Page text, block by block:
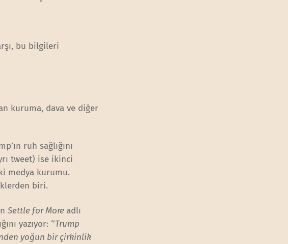
bu bilgileri
kuruma, dava ve diğer
ruh sağlığını
tweet) ise ikinci
medya kurumu.
biri.
Settle for Moreadlı
yazıyor: ‘’Trump
yoğun bir çirkinlik